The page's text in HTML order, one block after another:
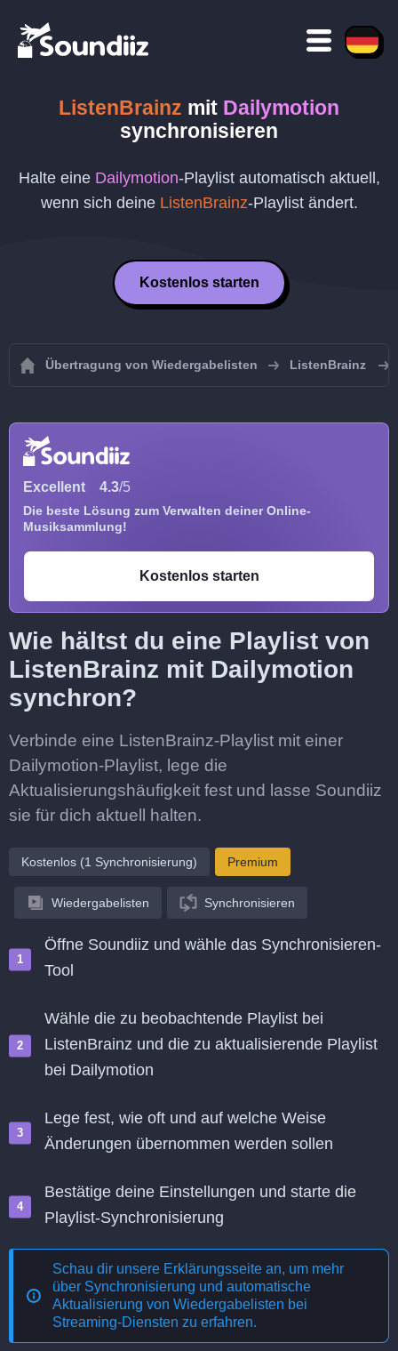
ListenBrainz mit Dailymotion
synchronisieren
Halte eine Dailymotion-Playlist automatisch aktuell,
wenn sich deine ListenBrainz-Playlist ändert.
Kostenlos starten
Übertragung von Wiedergabelisten ListenBrainz
Excellent 4.3/5
Die beste Lösung zum Verwalten deiner Online-
Musiksammlung!
Kostenlos starten
Wie hältst du eine Playlist von
ListenBrainz mit Dailymotion
synchron?
Verbinde eine ListenBrainz-Playlist mit einer
Dailymotion-Playlist, lege die
Aktualisierungshäufigkeit fest und lasse Soundiiz
sie für dich aktuell halten.
Kostenlos (1 Synchronisierung) Premium
Wiedergabelisten Synchronisieren
Öffne Soundiiz und wähle das Synchronisieren-
Tool
Wähle die zu beobachtende Playlist bei
ListenBrainz und die zu aktualisierende Playlist
bei Dailymotion
Lege fest, wie oft und auf welche Weise
Änderungen übernommen werden sollen
Bestätige deine Einstellungen und starte die
Playlist-Synchronisierung
Schau dir unsere Erklärungsseite an, um mehr
über Synchronisierung und automatische
Aktualisierung von Wiedergabelisten bei
Streaming-Diensten zu erfahren.